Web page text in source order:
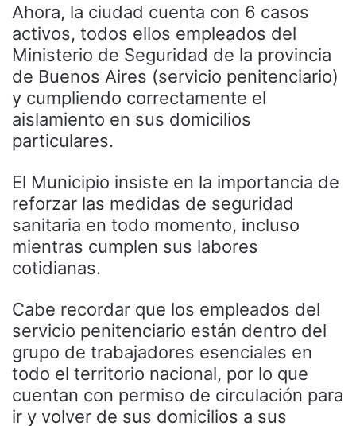
Ahora, la ciudad cuenta con 6 casos
activos, todos ellos empleados del
Ministerio de Seguridad de la provincia
de Buenos Aires (servicio penitenciario)
y cumpliendo correctamente el
aislamiento en sus domicilios
particulares.
El Municipio insiste en la importancia de
reforzar las medidas de seguridad
sanitaria en todo momento, incluso
mientras cumplen sus labores
cotidianas.
Cabe recordar que los empleados del
servicio penitenciario están dentro del
grupo de trabajadores esenciales en
todo el territorio nacional, por lo que
cuentan con permiso de circulación para
ir y volver de sus domicilios a sus